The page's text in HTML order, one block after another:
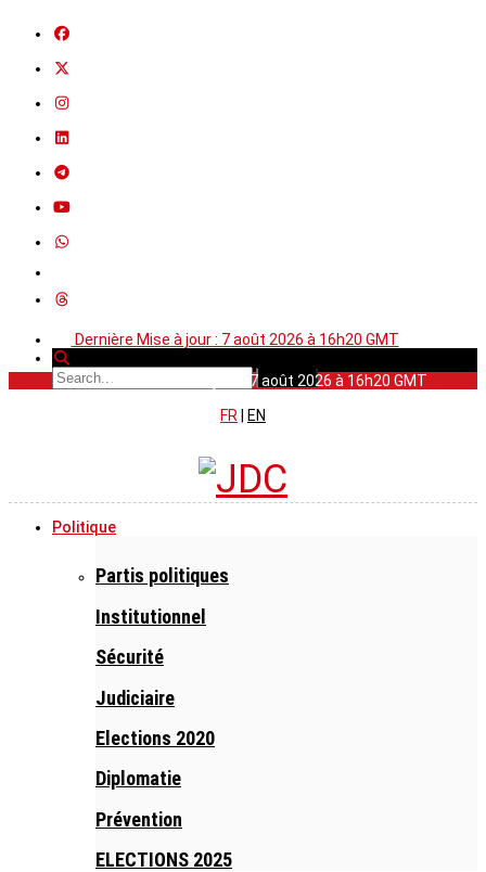
Dernière Mise à jour : 7 août 2026 à 16h20 GMT
Dernière Mise à jour : 7 août 2026 à 16h20 GMT
FR
EN
Politique
Partis politiques
Institutionnel
Sécurité
Judiciaire
Elections 2020
Diplomatie
Prévention
ELECTIONS 2025